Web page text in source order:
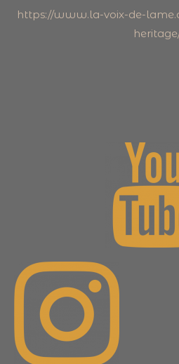
https://www.la-voix-de-